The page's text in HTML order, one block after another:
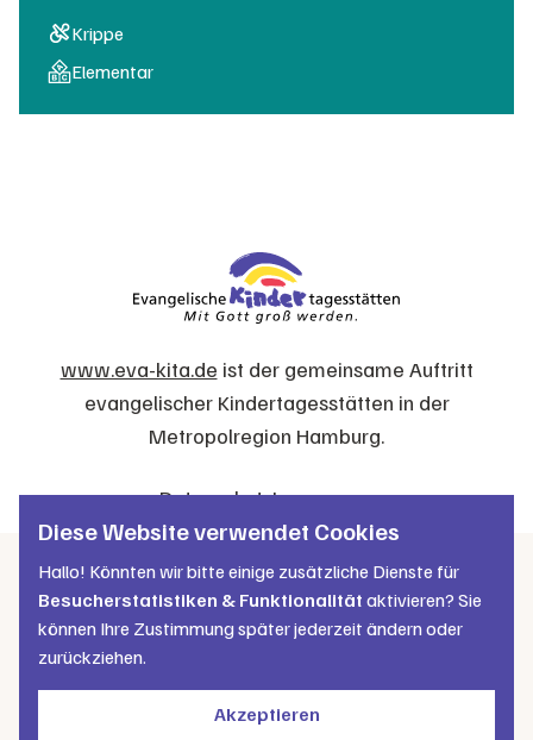
Krippe
Elementar
www.eva-kita.de ist der gemeinsame Auftritt
evangelischer Kindertagesstätten in der
Metropolregion Hamburg.
DatenschutzImpressum
Diese Website verwendet Cookies
Hallo! Könnten wir bitte einige zusätzliche Dienste für
Besucherstatistiken & Funktionalität aktivieren? Sie
können Ihre Zustimmung später jederzeit ändern oder
zurückziehen.
Akzeptieren